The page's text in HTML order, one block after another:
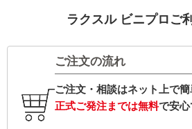
ラクスル ビニプロご
ご注文の流れ
ご注文・相談はネット上で簡
正式ご発注までは無料で安